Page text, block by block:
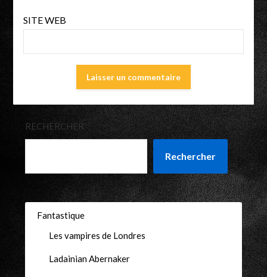
SITE WEB
RECHERCHER
Rechercher
Fantastique
Les vampires de Londres
Ladainian Abernaker